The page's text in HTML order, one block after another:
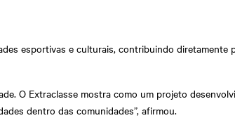
esportivas e culturais, contribuindo diretamente
O Extraclasse mostra como um projeto
dentro das comunidades”, afirmou.